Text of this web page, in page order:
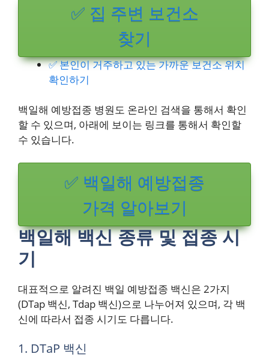
✅ 집 주변 보건소
찾기
✅ 본인이 거주하고 있는 가까운 보건소 위치
확인하기
백일해 예방접종 병원도 온라인 검색을 통해서 확인
할 수 있으며, 아래에 보이는 링크를 통해서 확인할
수 있습니다.
✅ 백일해 예방접종
가격 알아보기
백일해 백신 종류 및 접종 시
기
대표적으로 알려진 백일 예방접종 백신은 2가지
(DTap 백신, Tdap 백신)으로 나누어져 있으며, 각 백
신에 따라서 접종 시기도 다릅니다.
1. DTaP 백신